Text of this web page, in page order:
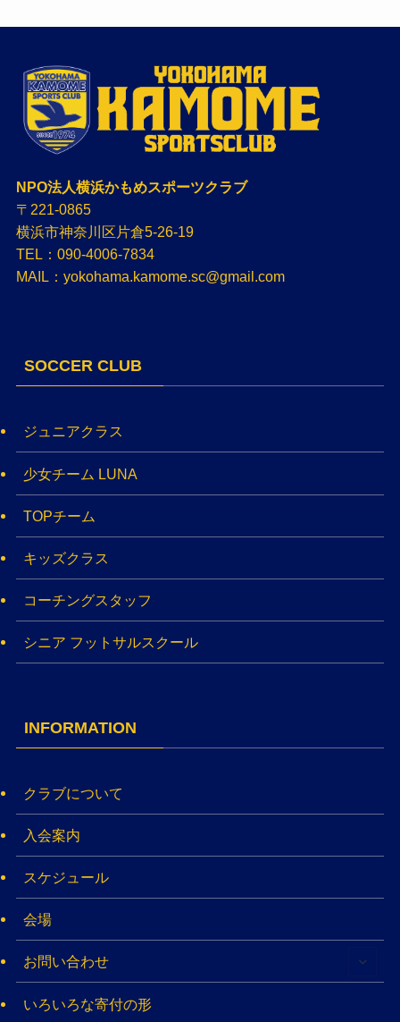
NPO法人横浜かもめスポーツクラブ
〒221-0865
横浜市神奈川区片倉5-26-19
TEL：090-4006-7834
MAIL：yokohama.kamome.sc@gmail.com
SOCCER CLUB
ジュニアクラス
少女チーム LUNA
TOPチーム
キッズクラス
コーチングスタッフ
シニア フットサルスクール
INFORMATION
クラブについて
入会案内
スケジュール
会場
お問い合わせ
いろいろな寄付の形